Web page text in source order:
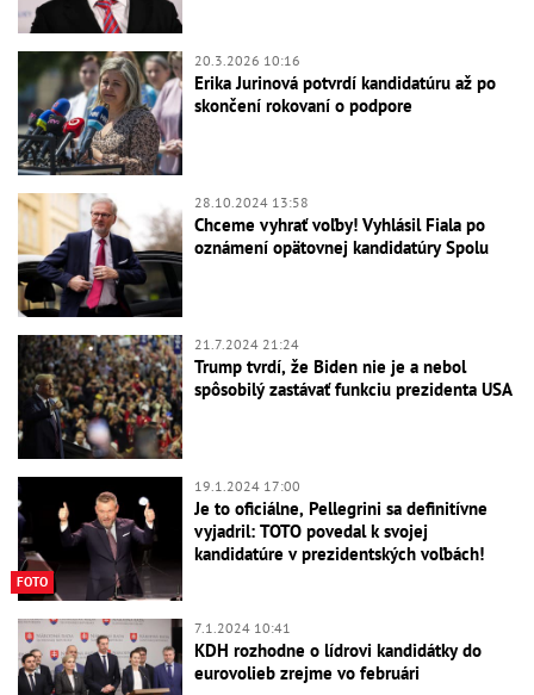
20.3.2026 10:16
Erika Jurinová potvrdí kandidatúru až po
skončení rokovaní o podpore
28.10.2024 13:58
Chceme vyhrať voľby! Vyhlásil Fiala po
oznámení opätovnej kandidatúry Spolu
21.7.2024 21:24
Trump tvrdí, že Biden nie je a nebol
spôsobilý zastávať funkciu prezidenta USA
FOTO
19.1.2024 17:00
Je to oficiálne, Pellegrini sa definitívne
vyjadril: TOTO povedal k svojej
kandidatúre v prezidentských voľbách!
7.1.2024 10:41
KDH rozhodne o lídrovi kandidátky do
eurovolieb zrejme vo februári